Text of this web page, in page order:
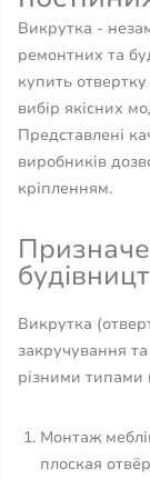
Викрутка -
ремонтних та
купить
вибір якісних
Представлені
виробників
кріпленням.
Викрутка
закручування
різними типами
Монтаж
плоская